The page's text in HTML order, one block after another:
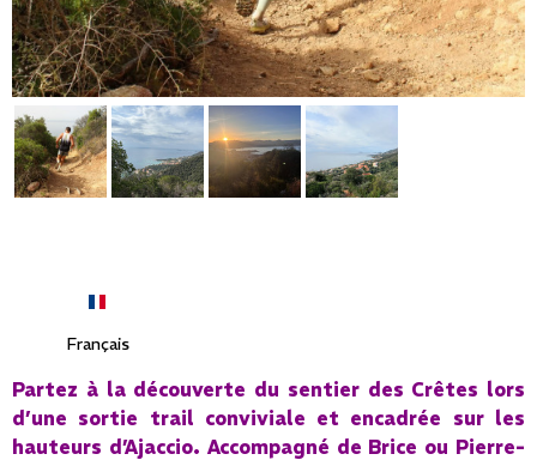
Français
Partez à la découverte du sentier des Crêtes lors
d’une sortie trail conviviale et encadrée sur les
hauteurs d’Ajaccio. Accompagné de Brice ou Pierre-